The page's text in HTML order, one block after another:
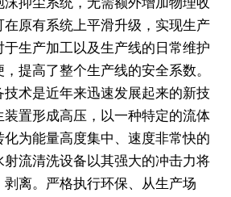
原有系统上平滑升级，实现生产
生产加工以及生产线的日常维护
提高了整个生产线的安全系数。
术是近年来迅速发展起来的新技
置形成高压，以一种特定的流体
为能量高度集中、速度非常快的
射流清洗设备以其强大的冲击力将
离。严格执行环保、从生产场